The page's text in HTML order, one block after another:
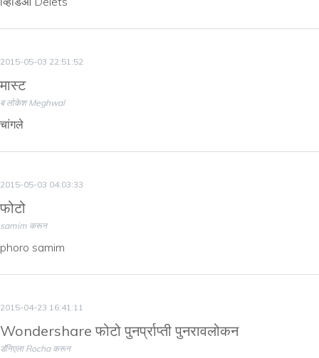
2015-05-03 22:51:52
मास्ट
ब लोकेश Meghwal
चांगले
2015-05-03 04:03:33
फोटो
samim करून
phoro samim
2015-04-23 16:41:11
Wondershare फोटो पुनर्प्राप्ती पुनरावलोकन
डॅनिएला Rocha करून